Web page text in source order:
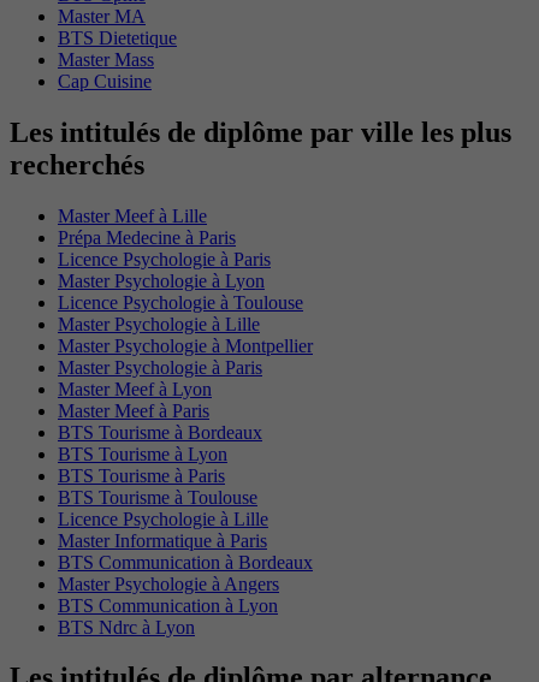
Master MA
BTS Dietetique
Master Mass
Cap Cuisine
Les intitulés de diplôme par ville les plus
recherchés
Master Meef à Lille
Prépa Medecine à Paris
Licence Psychologie à Paris
Master Psychologie à Lyon
Licence Psychologie à Toulouse
Master Psychologie à Lille
Master Psychologie à Montpellier
Master Psychologie à Paris
Master Meef à Lyon
Master Meef à Paris
BTS Tourisme à Bordeaux
BTS Tourisme à Lyon
BTS Tourisme à Paris
BTS Tourisme à Toulouse
Licence Psychologie à Lille
Master Informatique à Paris
BTS Communication à Bordeaux
Master Psychologie à Angers
BTS Communication à Lyon
BTS Ndrc à Lyon